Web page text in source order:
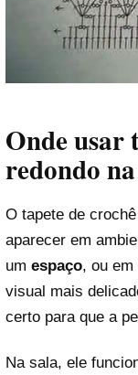
Onde usar
redondo
O tapete de
aparecer em
um espaço, ou
visual mais
certo para que a
Na sala, ele